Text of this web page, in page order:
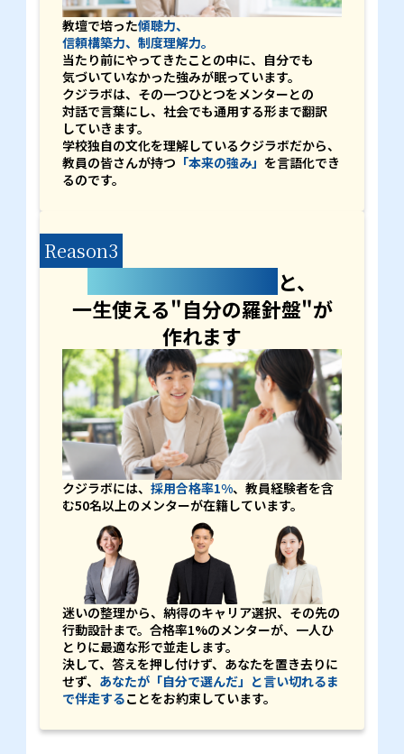
教壇で培った傾聴力、
信頼構築力、制度理解力。
当たり前にやってきたことの中に、自分でも
気づいていなかった強みが眠っています。
クジラボは、その一つひとつをメンターとの
対話で言葉にし、社会でも通用する形まで翻訳
していきます。
学校独自の文化を理解しているクジラボだから、
教員の皆さんが持つ 「本来の強み」 を言語化でき
るのです。
Reason3
と、
一生使える"自分の羅針盤"が
作れます
クジラボには、 採用合格率1%、教員経験者を含
む50名以上のメンターが在籍しています。
迷いの整理から、納得のキャリア選択、その先の
行動設計まで。合格率1%のメンターが、一人ひ
とりに最適な形で並走します。
決して、答えを押し付けず、あなたを置き去りに
せず、 あなたが「自分で選んだ」と言い切れるま
で伴走することをお約束しています。